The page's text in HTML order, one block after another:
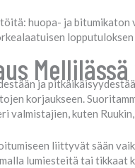
töitä: huopa- ja
ja
korjaukseen.
valmistajien, kuten
liittyvät sään
lumiesteitä tai tikkaat